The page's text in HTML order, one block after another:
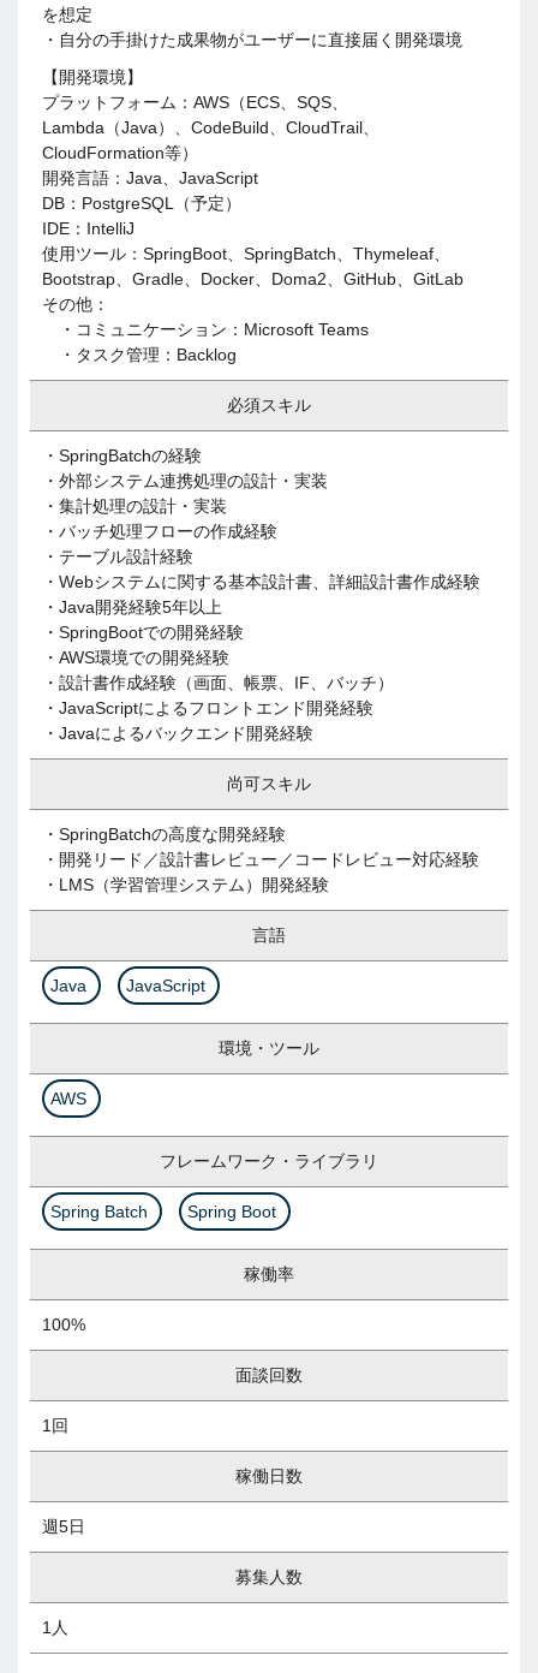
を想定
・自分の手掛けた成果物がユーザーに直接届く開発環境
【開発環境】
プラットフォーム：AWS（ECS、SQS、
Lambda（Java）、CodeBuild、CloudTrail、
CloudFormation等）
開発言語：Java、JavaScript
DB：PostgreSQL（予定）
IDE：IntelliJ
使用ツール：SpringBoot、SpringBatch、Thymeleaf、
Bootstrap、Gradle、Docker、Doma2、GitHub、GitLab
その他：
・コミュニケーション：Microsoft Teams
・タスク管理：Backlog
必須スキル
・SpringBatchの経験
・外部システム連携処理の設計・実装
・集計処理の設計・実装
・バッチ処理フローの作成経験
・テーブル設計経験
・Webシステムに関する基本設計書、詳細設計書作成経験
・Java開発経験5年以上
・SpringBootでの開発経験
・AWS環境での開発経験
・設計書作成経験（画面、帳票、IF、バッチ）
・JavaScriptによるフロントエンド開発経験
・Javaによるバックエンド開発経験
尚可スキル
・SpringBatchの高度な開発経験
・開発リード／設計書レビュー／コードレビュー対応経験
・LMS（学習管理システム）開発経験
言語
Java JavaScript
環境・ツール
AWS
フレームワーク・ライブラリ
Spring Batch Spring Boot
稼働率
100%
面談回数
1回
稼働日数
週5日
募集人数
1人